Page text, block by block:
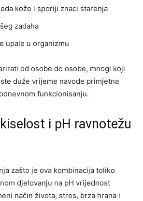
kože i sporiji znaci starenja
zadaha
upale u organizmu
od osobe do osobe, mnogi koji
duže vrijeme navode primjetna
funkcionisanju.
i pH ravnotežu
zašto je ova kombinacija toliko
djelovanju na pH vrijednost
način života, stres, brza hrana i